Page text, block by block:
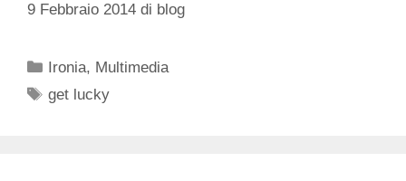
9 Febbraio 2014 di blog
Categorie
Ironia, Multimedia
Tag
get lucky